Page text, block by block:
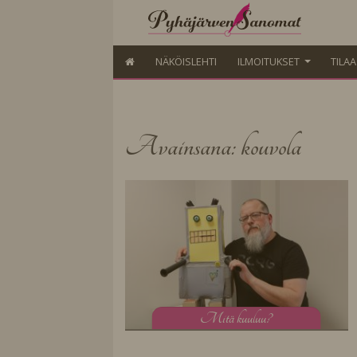
NÄKÖISLEHTI ILMOITUKSET
Avainsana: kouvola
Mitä kuuluu?